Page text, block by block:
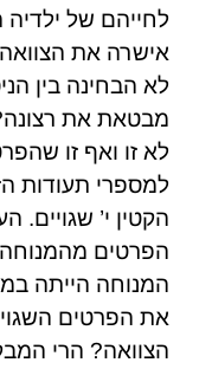
לחייהם של
אישרה את
לא הבחינה בין
מבטאת את
לא זו ואף זו
למספרי תעודות
הקטין י’
הפרטים
המנוחה הייתה
את הפרטים
הצוואה? הרי